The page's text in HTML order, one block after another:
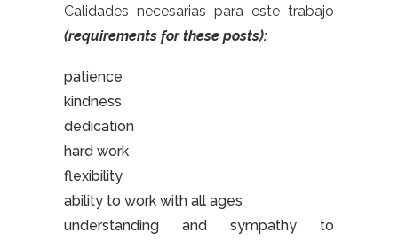
Calidades necesarias para este trabajo
(requirements for these posts):
patience
kindness
dedication
hard work
flexibility
ability to work with all ages
understanding and sympathy to